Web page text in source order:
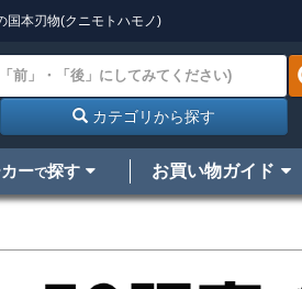
国本刃物(クニモトハモノ)
カテゴリから探す
ーで探す お買い物ガイド